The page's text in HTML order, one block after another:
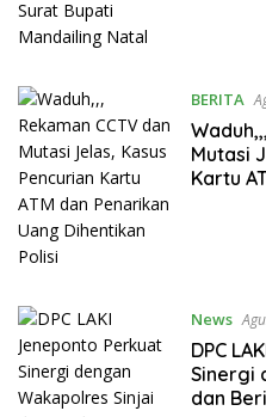
BERITA
Mutasi
Kartu
News
DPC
Sinergi
dan